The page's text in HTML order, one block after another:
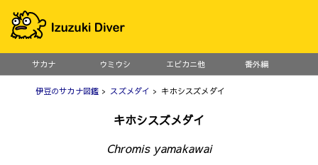
サカナ ウミウシ エビカニ他 番外編
伊豆のサカナ図鑑 > スズメダイ > キホシスズメダイ
キホシスズメダイ
Chromis yamakawai